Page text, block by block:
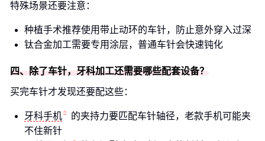
特殊场景还要注意：
种植手术推荐使用带止动环的车针，防止意外穿入过深
钛合金加工需要专用涂层，普通车针会快速钝化
四、除了车针，牙科加工还需要哪些配套设备？
买完车针才发现还要配这些：
牙科手机
的夹持力要匹配车针轴径，老款手机可能夹
不住新针